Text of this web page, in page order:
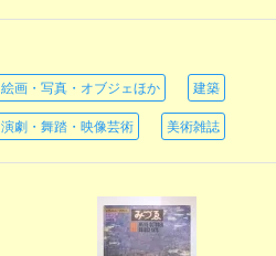
絵画・写真・オブジェほか 建築
演劇・舞踏・映像芸術 美術雑誌